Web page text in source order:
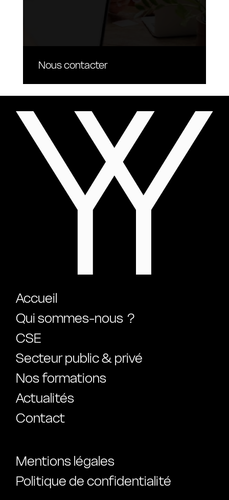
Nous contacter
Accueil
Qui sommes-nous ?
CSE
Secteur public & privé
Nos formations
Actualités
Contact
Mentions légales
Politique de confidentialité